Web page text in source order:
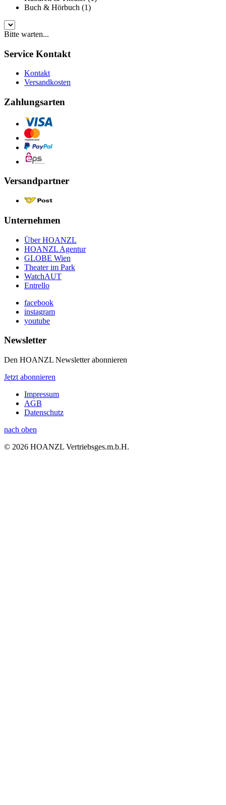
Buch & Hörbuch (1)
Bitte warten...
Service Kontakt
Kontakt
Versandkosten
Zahlungsarten
Versandpartner
Unternehmen
Über HOANZL
HOANZL Agentur
GLOBE Wien
Theater im Park
WatchAUT
Entrello
facebook
instagram
youtube
Newsletter
Den HOANZL Newsletter abonnieren
Jetzt abonnieren
Impressum
AGB
Datenschutz
nach oben
© 2026 HOANZL Vertriebsges.m.b.H.